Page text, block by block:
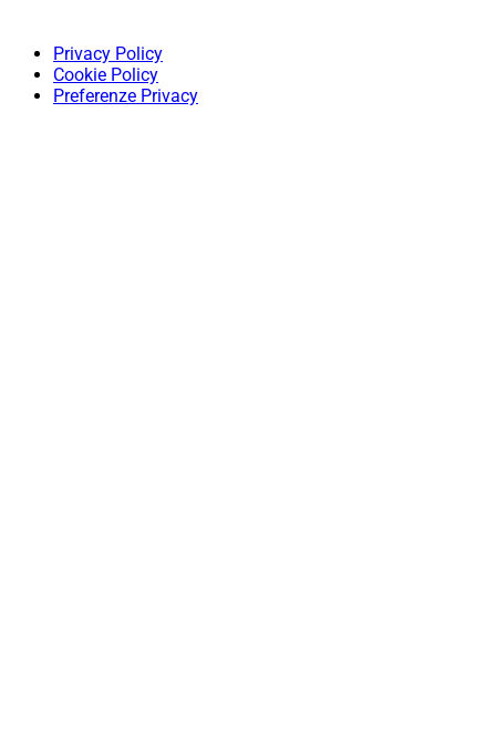
Privacy Policy
Cookie Policy
Preferenze Privacy